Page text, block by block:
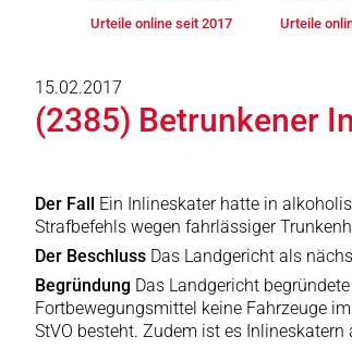
Urteile online seit 2017 Urteile
15.02.2017
(2385) Betrunkener
Der Fall Ein Inlineskater hatte in
Strafbefehls wegen fahrlässiger
Der Beschluss Das Landgericht als
Begründung Das Landgericht
Fortbewegungsmittel keine Fahrzeuge
StVO besteht. Zudem ist es